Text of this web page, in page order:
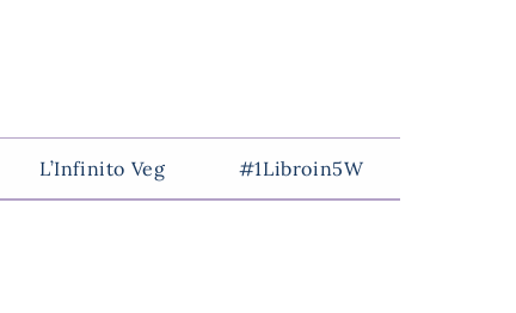
L’Infinito Veg #1Libroin5W